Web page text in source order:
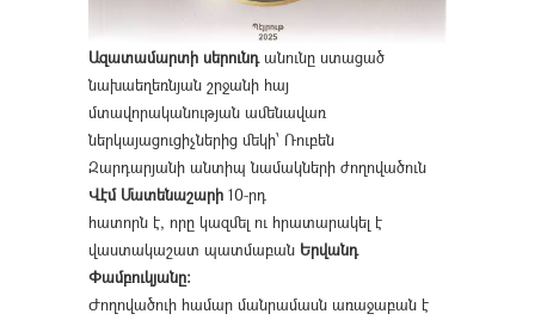
Ազատամարտի սերունդանունը ստացած
նախաեղեռնյան շրջանի հայ
մտավորականության ամենավառ
ներկայացուցիչներից մեկի՝ Ռուբեն
Զարդարյանի անտիպ նամակների ժողովածուն
Վէմ Մատենաշարի 10-րդ
հատորն է, որը կազմել ու հրատարակել է
վաստակաշատ պատմաբան Երվանդ
Փամբուկյանը։
Ժողովածուի համար մանրամասն առաջաբան է